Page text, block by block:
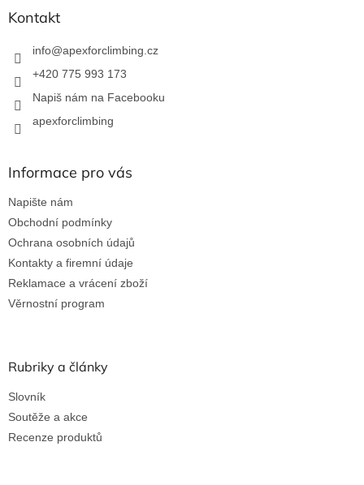
Kontakt
info@apexforclimbing.cz
+420 775 993 173
Napiš nám na Facebooku
apexforclimbing
Informace pro vás
Napište nám
Obchodní podmínky
Ochrana osobních údajů
Kontakty a firemní údaje
Reklamace a vrácení zboží
Věrnostní program
Rubriky a články
Slovník
Soutěže a akce
Recenze produktů